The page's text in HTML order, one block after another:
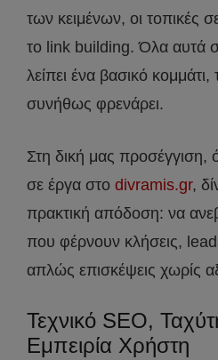
των κειμένων, οι τοπικές
το link building. Όλα αυτά
λείπει ένα βασικό
συνήθως φρενάρει.
Στη δική μας προσέγγιση,
σε έργα στο divramis.gr,
πρακτική απόδοση: να
που φέρνουν κλήσεις,
απλώς επισκέψεις χωρίς
Τεχνικό SEO,
Εμπειρία Χρήστη